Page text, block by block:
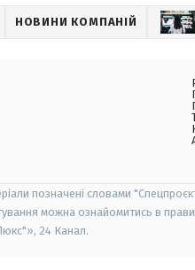
НОВИНИ КОМПАНІЙ
позначені словами
можна ознайомитись в
24 Канал.